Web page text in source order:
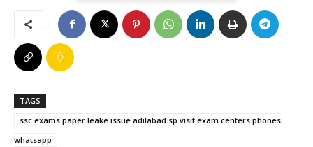
TAGS
ssc exams paper leake issue adilabad sp visit exam centers phones
whatsapp